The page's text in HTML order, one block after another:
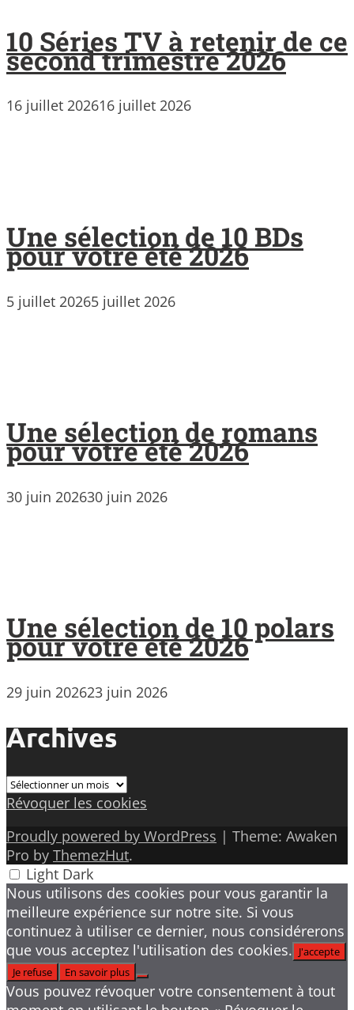
10 Séries TV à retenir de ce
second trimestre 2026
16 juillet 202616 juillet 2026
Une sélection de 10 BDs
pour votre été 2026
5 juillet 20265 juillet 2026
Une sélection de romans
pour votre été 2026
30 juin 202630 juin 2026
Une sélection de 10 polars
pour votre été 2026
29 juin 202623 juin 2026
Archives
Archives
Révoquer les cookies
Proudly powered by WordPress | Theme: Awaken
Pro by ThemezHut.
Light Dark
Nous utilisons des cookies pour vous garantir la
meilleure expérience sur notre site. Si vous
continuez à utiliser ce dernier, nous considérerons
que vous acceptez l'utilisation des cookies. J'accepte
Je refuse
En savoir plus
Vous pouvez révoquer votre consentement à tout